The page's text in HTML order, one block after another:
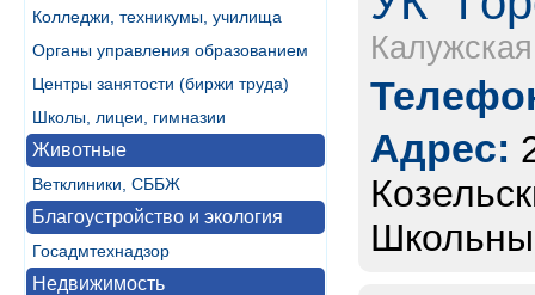
Колледжи, техникумы, училища
Органы управления образованием
Центры занятости (биржи труда)
Школы, лицеи, гимназии
Животные
Ветклиники, СББЖ
Благоустройство и экология
Госадмтехнадзор
Недвижимость
Адрес: